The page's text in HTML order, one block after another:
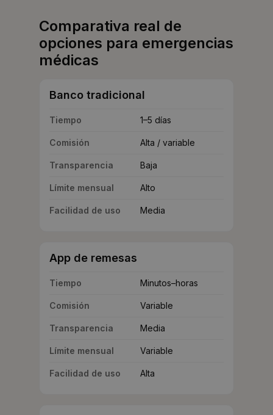
Comparativa real de
opciones para emergencias
médicas
Banco tradicional
Tiempo 1–5 días
Comisión Alta / variable
Transparencia Baja
Límite mensual Alto
Facilidad de uso Media
App de remesas
Tiempo Minutos–horas
Comisión Variable
Transparencia Media
Límite mensual Variable
Facilidad de uso Alta